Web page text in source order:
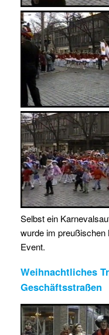
Selbst ein
wurde im preußischen
Event.
Weihnachtliches
Geschäftsstraßen